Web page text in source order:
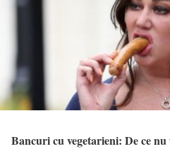
Bancuri cu vegetarieni: De ce nu